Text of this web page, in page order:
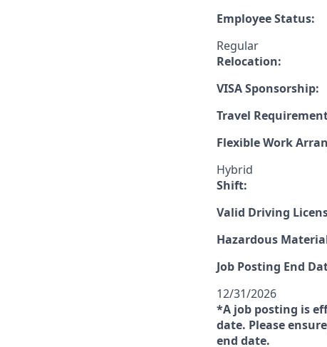
Employee Status:
Regular
Relocation:
VISA Sponsorship:
Travel
Flexible Work
Hybrid
Shift:
Valid Driving
Hazardous
Job Posting End
12/31/2026
*A job posting is
date. Please
end date.